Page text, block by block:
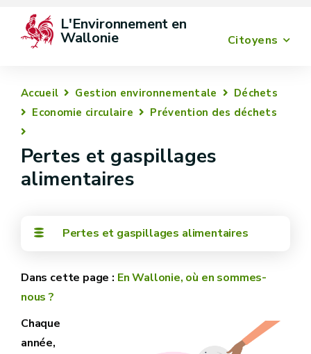
Citoyens
L'Environnement en
Wallonie
Accueil Gestion environnementale
Déchets
Economie circulaire
Prévention des déchets
Pertes et gaspillages
alimentaires
Pertes et gaspillages alimentaires
En Wallonie, où en sommes-
nous ?
Chaque
année,